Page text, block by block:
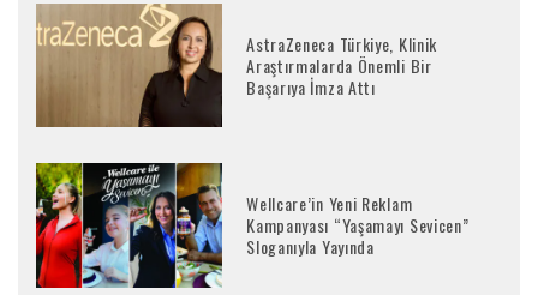
AstraZeneca Türkiye, Klinik
Araştırmalarda Önemli Bir
Başarıya İmza Attı
Wellcare’in Yeni Reklam
Kampanyası “Yaşamayı Sevicen”
Sloganıyla Yayında